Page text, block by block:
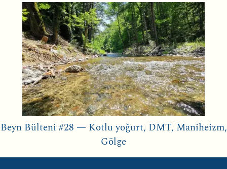
Beyn Bülteni #28 — Kotlu yoğurt, DMT, Maniheizm,
Gölge